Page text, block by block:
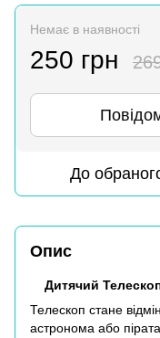
Немає в наявності
250 грн
До
Опис
Дитячий
Телескоп стане
астронома або